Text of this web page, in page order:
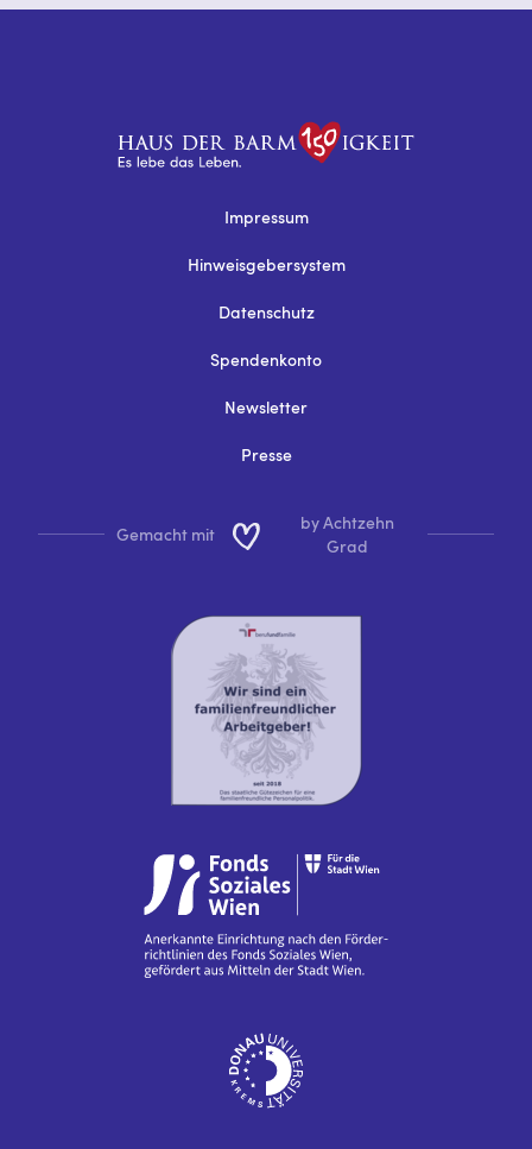
Impressum
Hinweisgebersystem
Datenschutz
Spendenkonto
Newsletter
Presse
Gemacht mit
by Achtzehn
Grad